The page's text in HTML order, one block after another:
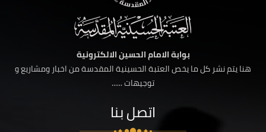
بوابة الامام الحسين الالكترونية
هنا يتم نشر كل ما يخص العتبة الحسينية المقدسة من اخبار ومشاريع و
توجيهات ......
اتصل بنا